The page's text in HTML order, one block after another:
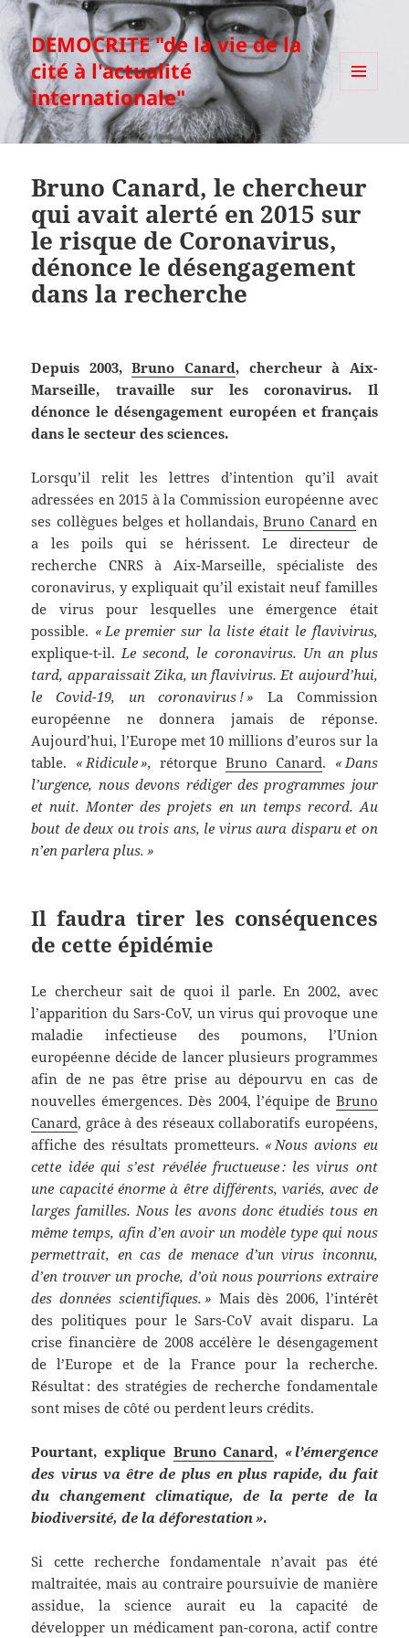
DEMOCRITE "de la vie de la
cité à l'actualité
internationale"
Bruno Canard, le chercheur
qui avait alerté en 2015 sur
le risque de Coronavirus,
dénonce le désengagement
dans la recherche
Depuis 2003,Bruno Canard, chercheur à Aix-
Marseille, travaille sur les coronavirus. Il
dénonce le désengagement européen et français
dans le secteur des sciences.
Lorsqu’il relit les lettres d’intention qu’il avait
adressées en 2015 à la Commission européenne avec
ses collègues belges et hollandais, Bruno Canard en
a les poils qui se hérissent. Le directeur de
recherche CNRS à Aix-Marseille, spécialiste des
coronavirus, y expliquait qu’il existait neuf familles
de virus pour lesquelles une émergence était
possible. « Le premier sur la liste était le flavivirus,
explique-t-il.Le second, le coronavirus. Un an plus
tard, apparaissait Zika, un flavivirus. Et aujourd’hui,
le ­Covid-19, un coronavirus ! » La Commission
européenne ne donnera jamais de réponse.
Aujourd’hui, l’Europe met 10 millions d’euros sur la
table. « Ridicule », rétorqueBruno Canard. « Dans
l’urgence, nous devons rédiger des programmes jour
et nuit. Monter des projets en un temps record. Au
bout de deux ou trois ans, le virus aura disparu et on
n’en parlera plus. »
Il faudra tirer les conséquences
de cette épidémie
Le chercheur sait de quoi il parle. En 2002, avec
l’apparition du Sars-CoV, un virus qui provoque une
maladie infectieuse des poumons, l’Union
européenne décide de lancer plusieurs programmes
afin de ne pas être prise au dépourvu en cas de
nouvelles émergences. Dès 2004, l’équipe de Bruno
Canard, grâce à des réseaux collaboratifs européens,
affiche des résultats prometteurs. « Nous avions eu
cette idée qui s’est révélée fructueuse : les virus ont
une capacité énorme à être différents, variés, avec de
larges familles. Nous les avons donc étudiés tous en
même temps, afin d’en avoir un modèle type qui nous
permettrait, en cas de menace d’un virus inconnu,
d’en trouver un proche, d’où nous pourrions extraire
des données scientifiques. » Mais dès 2006, l’intérêt
des politiques pour le Sars-CoV avait disparu. La
crise financière de 2008 accélère le désengagement
de l’Europe et de la France pour la recherche.
Résultat : des stratégies de recherche fondamentale
sont mises de côté ou perdent leurs crédits.
Pourtant, explique Bruno Canard, « l’émergence
des virus va être de plus en plus rapide, du fait
du changement climatique, de la perte de la
biodiversité, de la déforestation ».
Si cette recherche fondamentale n’avait pas été
maltraitée, mais au contraire poursuivie de manière
assidue, la science aurait eu la capacité de
développer un médicament pan-corona, actif contre